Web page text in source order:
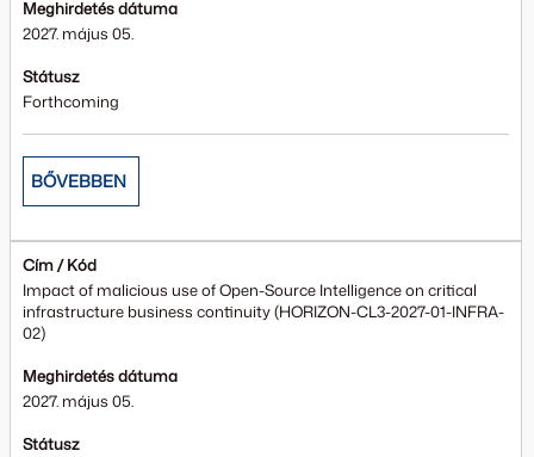
Meghirdetés dátuma
2027. május 05.
Státusz
Forthcoming
BŐVEBBEN
Cím / Kód
Impact of malicious use of Open-Source Intelligence on critical
infrastructure business continuity (HORIZON-CL3-2027-01-INFRA-
02)
Meghirdetés dátuma
2027. május 05.
Státusz